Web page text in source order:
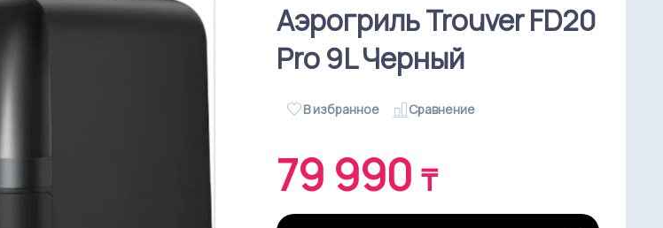
Аэрогриль Trouver FD20
Pro 9L Черный
В избранное Cравнение
79 990 ₸